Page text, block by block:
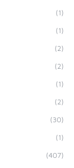
(1)
(1)
(2)
(2)
(1)
(2)
(30)
(1)
(407)